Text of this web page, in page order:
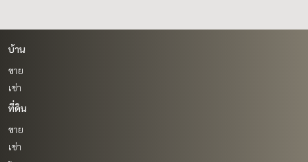
บ้าน
ขาย
เช่า
ที่ดิน
ขาย
เช่า